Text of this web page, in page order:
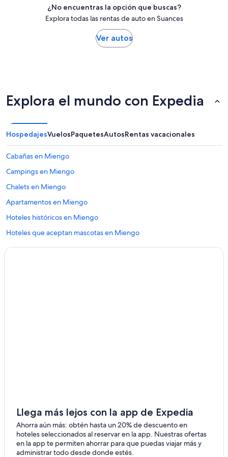
¿No encuentras la opción que buscas?
Explora todas las rentas de auto en Suances
Ver autos
Explora el mundo con Expedia
HospedajesVuelosPaquetesAutosRentas vacacionales
Cabañas en Miengo
Campings en Miengo
Chalets en Miengo
Apartamentos en Miengo
Hoteles históricos en Miengo
Hoteles que aceptan mascotas en Miengo
Hoteles de Silken en Miengo
Hoteles con aire acondicionado en Santillana del Mar
Hoteles con desayuno incluido en Santillana del Mar
Hoteles en Santillana del Mar
Llega más lejos con la app de Expedia
Ahorra aún más: obtén hasta un 20% de descuento en
hoteles seleccionados al reservar en la app. Nuestras ofertas
en la app te permiten ahorrar para que puedas viajar más y
administrar todo desde donde estés.